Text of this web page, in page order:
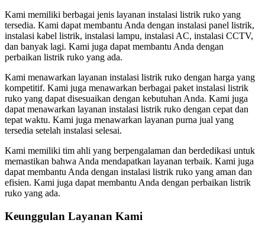
Kami memiliki berbagai jenis layanan instalasi listrik ruko yang
tersedia. Kami dapat membantu Anda dengan instalasi panel listrik,
instalasi kabel listrik, instalasi lampu, instalasi AC, instalasi CCTV,
dan banyak lagi. Kami juga dapat membantu Anda dengan
perbaikan listrik ruko yang ada.
Kami menawarkan layanan instalasi listrik ruko dengan harga yang
kompetitif. Kami juga menawarkan berbagai paket instalasi listrik
ruko yang dapat disesuaikan dengan kebutuhan Anda. Kami juga
dapat menawarkan layanan instalasi listrik ruko dengan cepat dan
tepat waktu. Kami juga menawarkan layanan purna jual yang
tersedia setelah instalasi selesai.
Kami memiliki tim ahli yang berpengalaman dan berdedikasi untuk
memastikan bahwa Anda mendapatkan layanan terbaik. Kami juga
dapat membantu Anda dengan instalasi listrik ruko yang aman dan
efisien. Kami juga dapat membantu Anda dengan perbaikan listrik
ruko yang ada.
Keunggulan Layanan Kami